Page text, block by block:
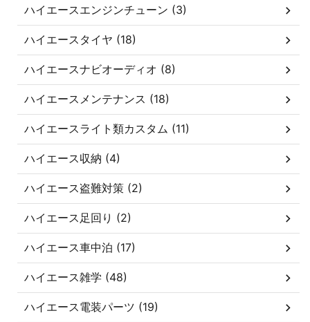
ハイエースエンジンチューン (3)
ハイエースタイヤ (18)
ハイエースナビオーディオ (8)
ハイエースメンテナンス (18)
ハイエースライト類カスタム (11)
ハイエース収納 (4)
ハイエース盗難対策 (2)
ハイエース足回り (2)
ハイエース車中泊 (17)
ハイエース雑学 (48)
ハイエース電装パーツ (19)